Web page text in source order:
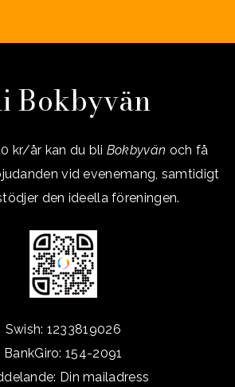
Bokbyvän
kr/år kan du bli Bokbyvän och få
vid evenemang, samtidigt
den ideella föreningen.
Swish: 1233819026
BankGiro: 154-2091
Din mailadress